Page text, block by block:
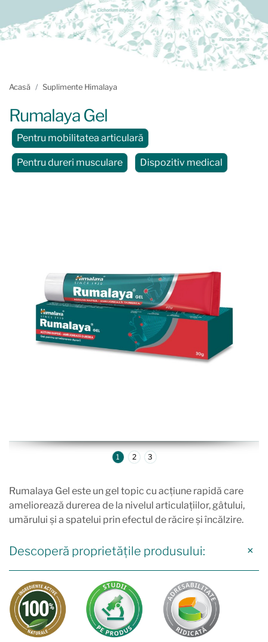
Acasă Suplimente Himalaya
Rumalaya Gel
Pentru mobilitatea articulară
Pentru dureri musculare Dispozitiv medical
1 2 3
Rumalaya Gel este un gel topic cu acțiune rapidă care
ameliorează durerea de la nivelul articulațiilor, gâtului,
umărului și a spatelui prin efectul de răcire și încălzire.
Descoperă proprietățile produsului: